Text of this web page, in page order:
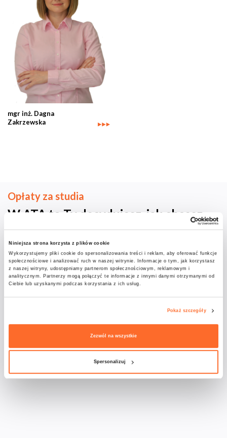
Niniejsza strona korzysta z plików cookie
Wykorzystujemy pliki cookie do spersonalizowania treści i reklam, aby oferować funkcje
społecznościowe i analizować ruch w naszej witrynie. Informacje o tym, jak korzystasz
z naszej witryny, udostępniamy partnerom społecznościowym, reklamowym i
analitycznym. Partnerzy mogą połączyć te informacje z innymi danymi otrzymanymi od
Ciebie lub uzyskanymi podczas korzystania z ich usług.
Pokaż szczegóły
Zezwól na wszystkie
Spersonalizuj
mgr inż. Dagna
Zakrzewska
Opłaty za studia
W ATA to Ty decydujesz, jak chcesz
zaplanować wydatki na studia!
Opłata administracyjna 250 zł
Przedstawione informacje mają charakter wstępny
Możliwości dofinansowania:
urząd pracy, środki UE, fundusze szkoleniowe i
programy wsparcia rozwoju kompetencji
(w zależności od indywidualnej sytuacji uczestnika)